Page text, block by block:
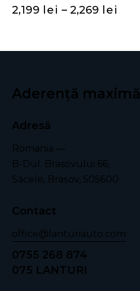
2,199 lei – 2,269 lei
Aderență maximă
Adresă
Romania —
B-Dul. Brasovului 66,
Săcele, Braşov, 505600
Contact
office@lanturiauto.com
0755 268 874
075 LANTURI